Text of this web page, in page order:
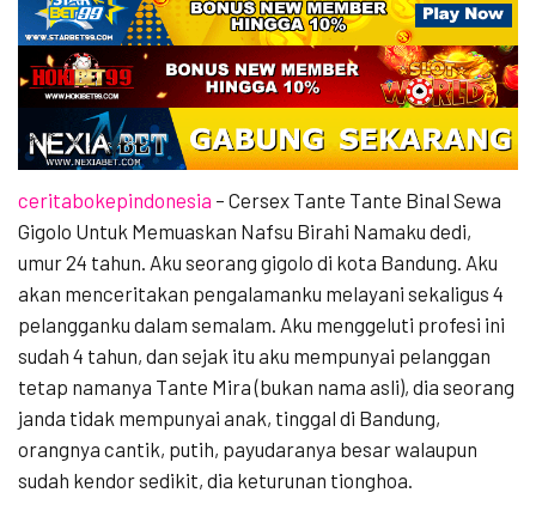
ceritabokepindonesia – Cersex Tante Tante Binal Sewa
Gigolo Untuk Memuaskan Nafsu Birahi Namaku dedi,
umur 24 tahun. Aku seorang gigolo di kota Bandung. Aku
akan menceritakan pengalamanku melayani sekaligus 4
pelangganku dalam semalam. Aku menggeluti profesi ini
sudah 4 tahun, dan sejak itu aku mempunyai pelanggan
tetap namanya Tante Mira (bukan nama asli), dia seorang
janda tidak mempunyai anak, tinggal di Bandung,
orangnya cantik, putih, payudaranya besar walaupun
sudah kendor sedikit, dia keturunan tionghoa.